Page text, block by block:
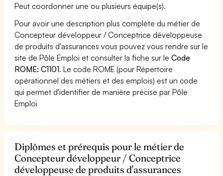
Peut coordonner une ou plusieurs équipe(s).
Pour avoir une description plus complète du métier de
Concepteur développeur / Conceptrice développeuse
de produits d'assurances vous pouvez vous rendre sur le
site de Pôle Emploi et consulter la fiche sur leCode
ROME: C1101. Le code ROME (pour Répertoire
opérationnel des métiers et des emplois) est un code
qui permet d'identifier de manière précise par Pôle
Emploi
Diplômes et prérequis pour le métier de
Concepteur développeur / Conceptrice
développeuse de produits d'assurances